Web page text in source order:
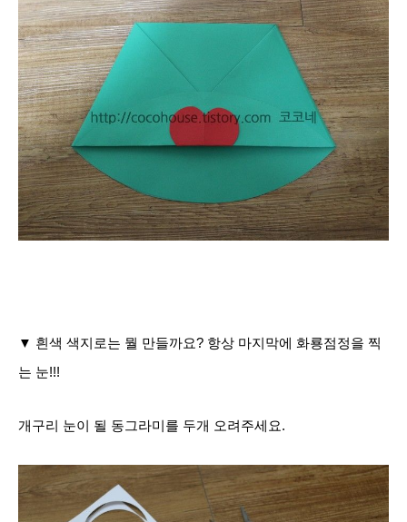
▼ 흰색 색지로는 뭘 만들까요? 항상 마지막에 화룡점정을 찍
는 눈!!!
개구리 눈이 될 동그라미를 두개 오려주세요.